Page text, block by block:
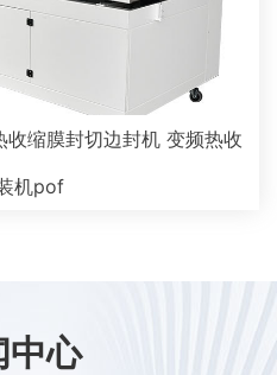
缩膜封切边封机 变频热收
机pof
中心